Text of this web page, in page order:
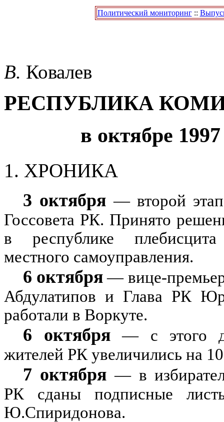
Политический мониторинг::
В. Ковалев
РЕСПУБЛИКА
в октябре 1997
1. ХРОНИКА
3 октября— второй
Госсовета РК. Принято
в республике
местного самоуправления.
6 октября— вице-
Абдулатипов и Глава РК
работали в Воркуте.
6 октября — с этого
жителей РК увеличились на
7 октября — в
РК сданы подписные
Ю.Спиридонова.